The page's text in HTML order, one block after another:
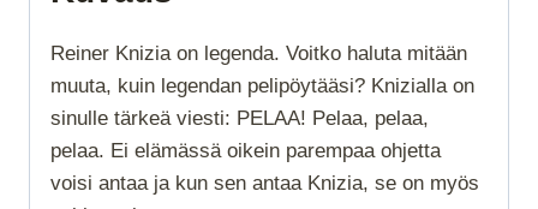
Reiner Knizia on legenda. Voitko haluta mitään
muuta, kuin legendan pelipöytääsi? Knizialla on
sinulle tärkeä viesti: PELAA! Pelaa, pelaa,
pelaa. Ei elämässä oikein parempaa ohjetta
voisi antaa ja kun sen antaa Knizia, se on myös